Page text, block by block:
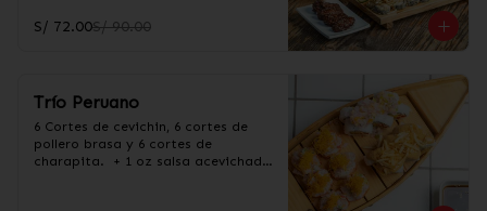
S/ 72.00S/ 90.00
Trío Peruano
6 Cortes de cevichin, 6 cortes de
pollero brasa y 6 cortes de
charapita.  + 1 oz salsa acevichada